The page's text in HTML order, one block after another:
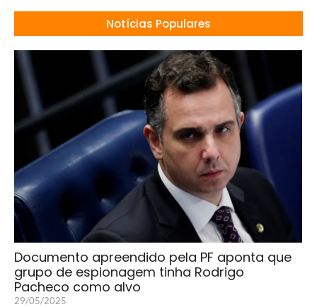
Notícias Populares
Documento apreendido pela PF aponta que
grupo de espionagem tinha Rodrigo
Pacheco como alvo
29/05/2025